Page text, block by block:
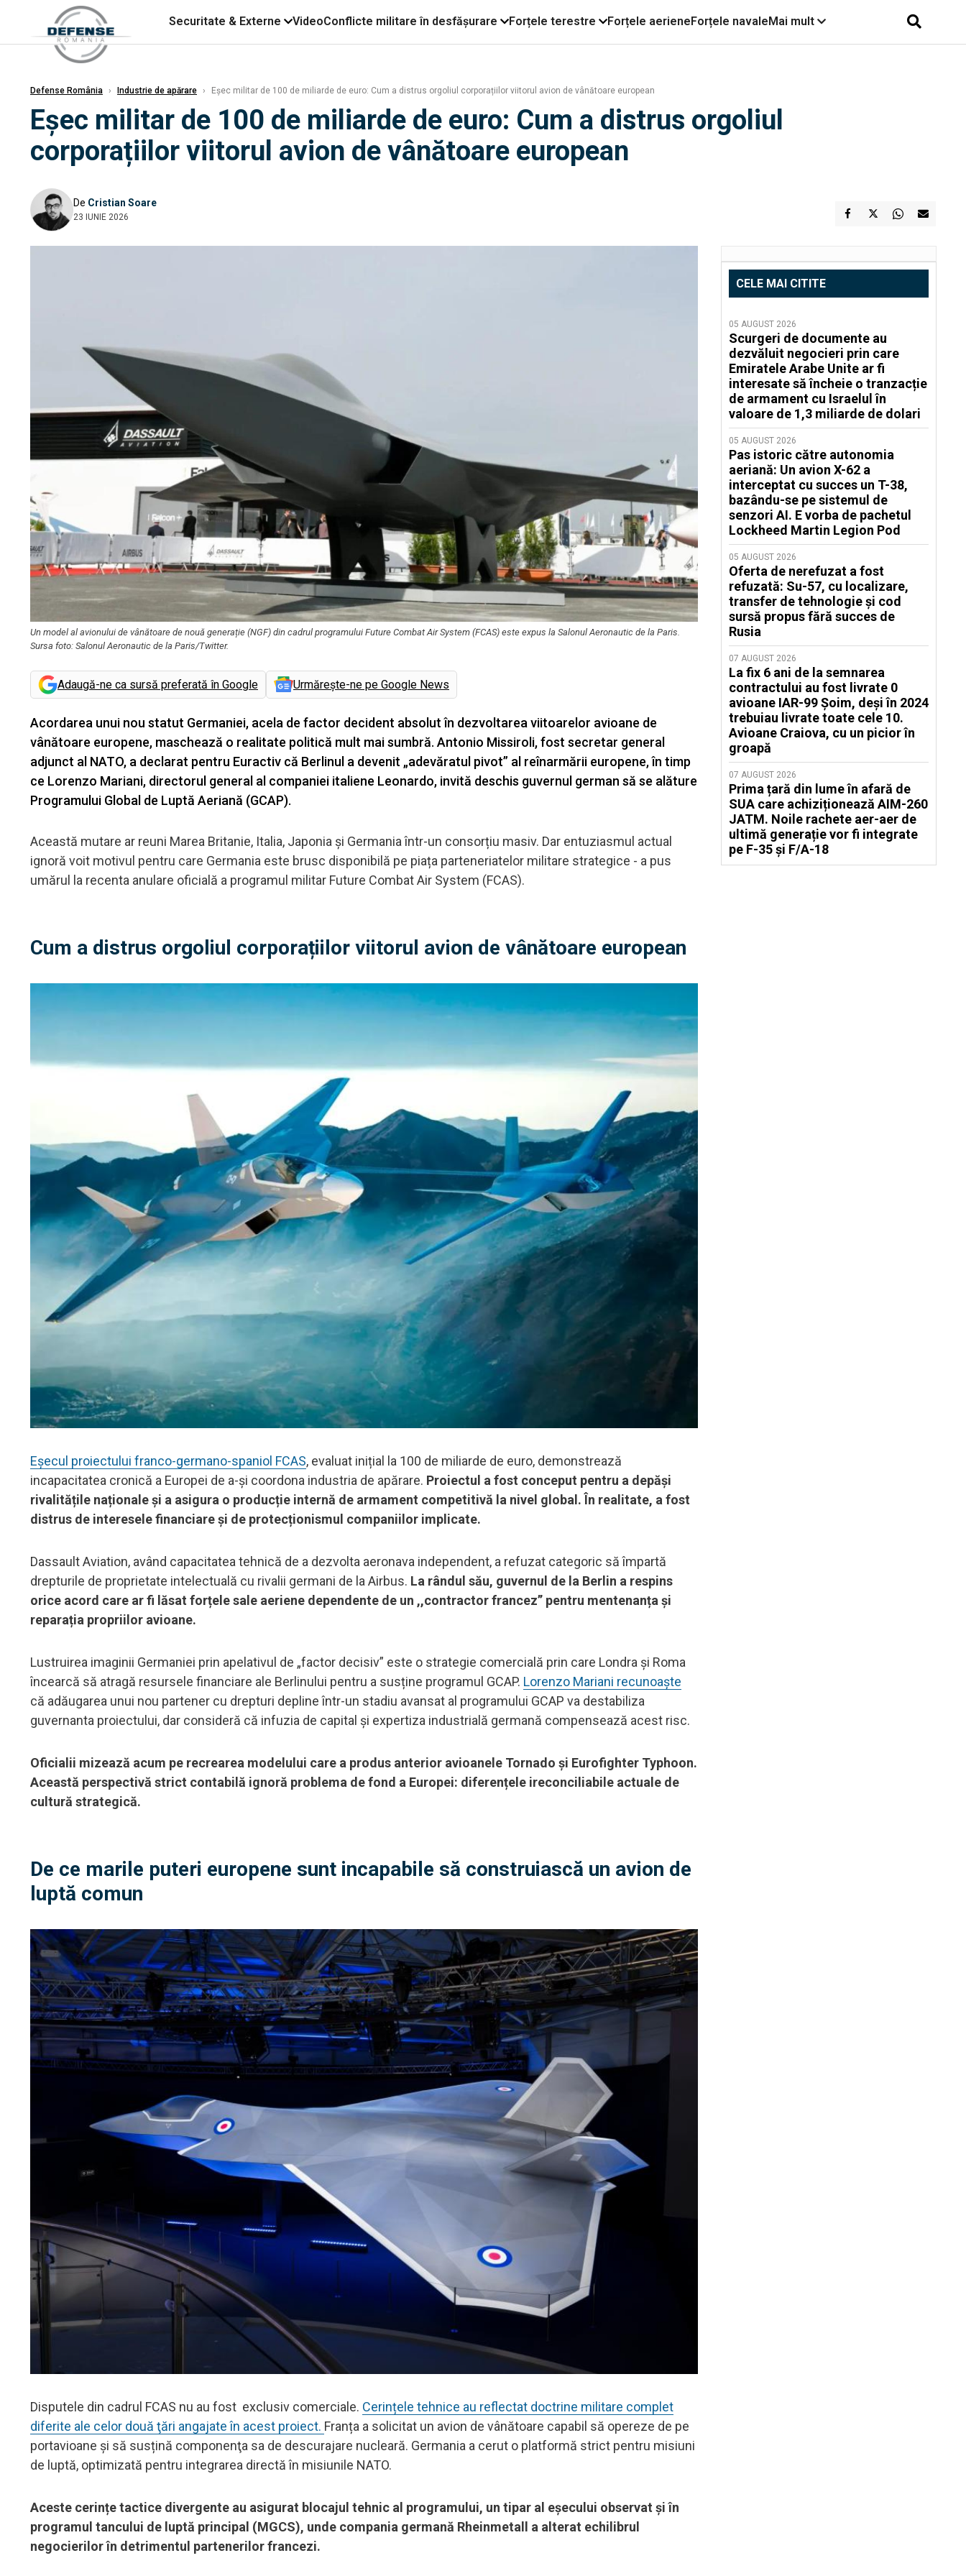
Securitate & Externe VideoConflicte militare în desfășurare Forțele terestre Forțele aerieneForțele navaleMai mult
Defense România › Industrie de apărare › Eșec militar de 100 de miliarde de euro: Cum a distrus orgoliul corporațiilor viitorul avion de vânătoare european
Eșec militar de 100 de miliarde de euro: Cum a distrus orgoliul
corporațiilor viitorul avion de vânătoare european
De Cristian Soare
23 IUNIE 2026
Un model al avionului de vânătoare de nouă generație (NGF) din cadrul programului Future Combat Air System (FCAS) este expus la Salonul Aeronautic de la Paris.
Sursa foto: Salonul Aeronautic de la Paris/Twitter.
Adaugă-ne ca sursă preferată în Google Urmărește-ne pe Google News
Acordarea unui nou statut Germaniei, acela de factor decident absolut în dezvoltarea viitoarelor avioane de
vânătoare europene, maschează o realitate politică mult mai sumbră. Antonio Missiroli, fost secretar general
adjunct al NATO, a declarat pentru Euractiv că Berlinul a devenit „adevăratul pivot” al reînarmării europene, în timp
ce Lorenzo Mariani, directorul general al companiei italiene Leonardo, invită deschis guvernul german să se alăture
Programului Global de Luptă Aeriană (GCAP).
Această mutare ar reuni Marea Britanie, Italia, Japonia și Germania într-un consorțiu masiv. Dar entuziasmul actual
ignoră voit motivul pentru care Germania este brusc disponibilă pe piața parteneriatelor militare strategice - a pus
umărul la recenta anulare oficială a programul militar Future Combat Air System (FCAS).
Cum a distrus orgoliul corporațiilor viitorul avion de vânătoare european
Eșecul proiectului franco-germano-spaniol FCAS, evaluat inițial la 100 de miliarde de euro, demonstrează
incapacitatea cronică a Europei de a-și coordona industria de apărare. Proiectul a fost conceput pentru a depăși
rivalitățile naționale și a asigura o producție internă de armament competitivă la nivel global. În realitate, a fost
distrus de interesele financiare și de protecționismul companiilor implicate.
Dassault Aviation, având capacitatea tehnică de a dezvolta aeronava independent, a refuzat categoric să împartă
drepturile de proprietate intelectuală cu rivalii germani de la Airbus. La rândul său, guvernul de la Berlin a respins
orice acord care ar fi lăsat forțele sale aeriene dependente de un ,,contractor francez’’ pentru mentenanța și
reparația propriilor avioane.
Lustruirea imaginii Germaniei prin apelativul de „factor decisiv” este o strategie comercială prin care Londra și Roma
încearcă să atragă resursele financiare ale Berlinului pentru a susține programul GCAP. Lorenzo Mariani recunoaște
că adăugarea unui nou partener cu drepturi depline într-un stadiu avansat al programului GCAP va destabiliza
guvernanta proiectului, dar consideră că infuzia de capital și expertiza industrială germană compensează acest risc.
Oficialii mizează acum pe recrearea modelului care a produs anterior avioanele Tornado și Eurofighter Typhoon.
Această perspectivă strict contabilă ignoră problema de fond a Europei: diferențele ireconciliabile actuale de
cultură strategică.
De ce marile puteri europene sunt incapabile să construiască un avion de
luptă comun
Disputele din cadrul FCAS nu au fost exclusiv comerciale. Cerințele tehnice au reflectat doctrine militare complet
diferite ale celor două ţări angajate în acest proiect. Franța a solicitat un avion de vânătoare capabil să opereze de pe
portavioane și să susțină componenţa sa de descurajare nucleară. Germania a cerut o platformă strict pentru misiuni
de luptă, optimizată pentru integrarea directă în misiunile NATO.
Aceste cerințe tactice divergente au asigurat blocajul tehnic al programului, un tipar al eşecului observat și în
programul tancului de luptă principal (MGCS), unde compania germană Rheinmetall a alterat echilibrul
negocierilor în detrimentul partenerilor francezi.
CELE MAI CITITE
05 AUGUST 2026
Scurgeri de documente au
dezvăluit negocieri prin care
Emiratele Arabe Unite ar fi
interesate să încheie o tranzacție
de armament cu Israelul în
valoare de 1,3 miliarde de dolari
05 AUGUST 2026
Pas istoric către autonomia
aeriană: Un avion X-62 a
interceptat cu succes un T-38,
bazându-se pe sistemul de
senzori AI. E vorba de pachetul
Lockheed Martin Legion Pod
05 AUGUST 2026
Oferta de nerefuzat a fost
refuzată: Su-57, cu localizare,
transfer de tehnologie și cod
sursă propus fără succes de
Rusia
07 AUGUST 2026
La fix 6 ani de la semnarea
contractului au fost livrate 0
avioane IAR-99 Șoim, deși în 2024
trebuiau livrate toate cele 10.
Avioane Craiova, cu un picior în
groapă
07 AUGUST 2026
Prima țară din lume în afară de
SUA care achiziționează AIM-260
JATM. Noile rachete aer-aer de
ultimă generație vor fi integrate
pe F-35 și F/A-18